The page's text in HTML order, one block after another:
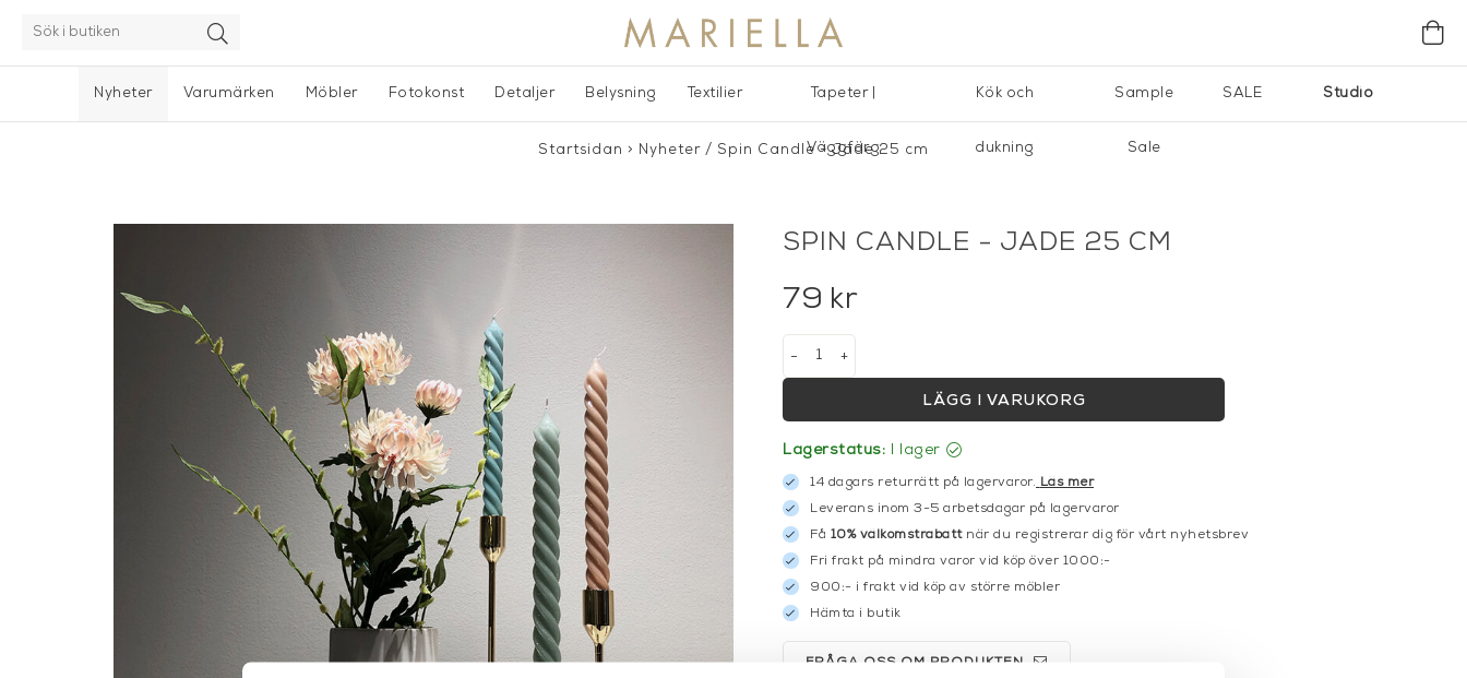
Nyheter Studio
Varumärken Möbler Fotokonst Detaljer Belysning Textilier Tapeter |
Väggfärg
Kök och
dukning
Sample
Sale
SALE
Startsidan > Nyheter / Spin Candle - Jade 25 cm
SPIN CANDLE - JADE 25 CM
79 kr
+
-
LÄGG I VARUKORG
Lagerstatus: I lager
14 dagars returrätt på lagervaror. Läs mer
Leverans inom 3-5 arbetsdagar på lagervaror
Få 10% välkomstrabattnär du registrerar dig för vårt nyhetsbrev
Fri frakt på mindra varor vid köp över 1000:-
900:- i frakt vid köp av större möbler
Hämta i butik
FRÅGA OSS OM PRODUKTEN